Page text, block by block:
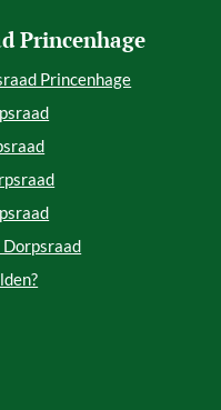
Princenhage
Princenhage